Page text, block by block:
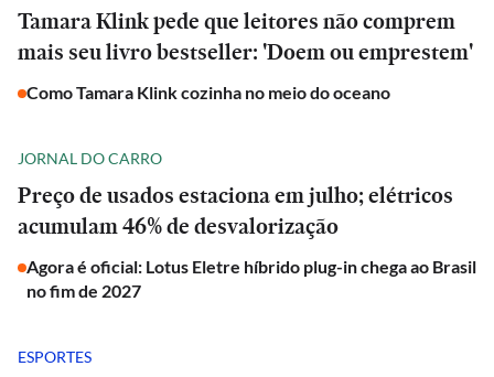
Tamara Klink pede que leitores não comprem
mais seu livro bestseller: 'Doem ou emprestem'
Como Tamara Klink cozinha no meio do oceano
JORNAL DO CARRO
Preço de usados estaciona em julho; elétricos
acumulam 46% de desvalorização
Agora é oficial: Lotus Eletre híbrido plug-in chega ao Brasil
no fim de 2027
ESPORTES